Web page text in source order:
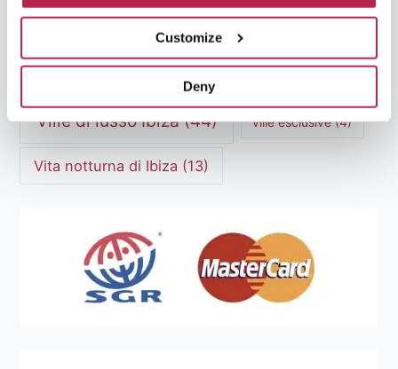
Customize
Deny
ville di lusso
Ville di lusso Ibiza(44) ville esclusive(4)
Vita notturna di Ibiza (13)